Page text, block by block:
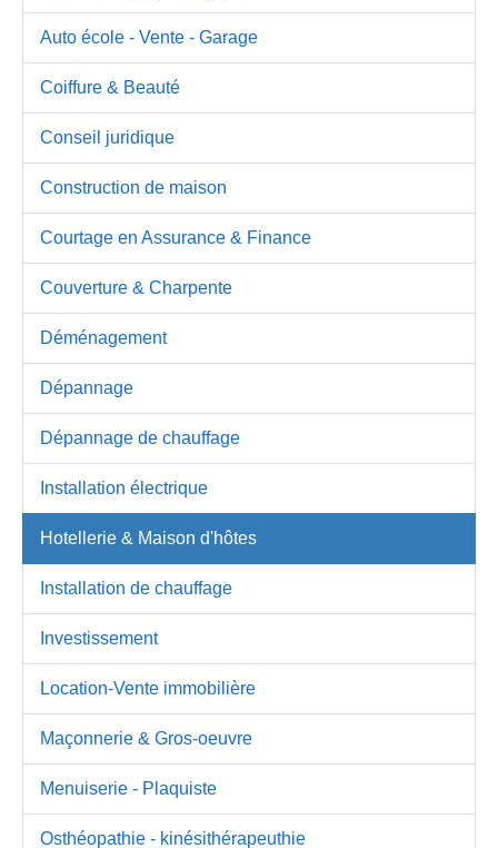
Auto école - Vente - Garage
Coiffure & Beauté
Conseil juridique
Construction de maison
Courtage en Assurance & Finance
Couverture & Charpente
Déménagement
Dépannage
Dépannage de chauffage
Installation électrique
Hotellerie & Maison d'hôtes
Installation de chauffage
Investissement
Location-Vente immobilière
Maçonnerie & Gros-oeuvre
Menuiserie - Plaquiste
Osthéopathie - kinésithérapeuthie